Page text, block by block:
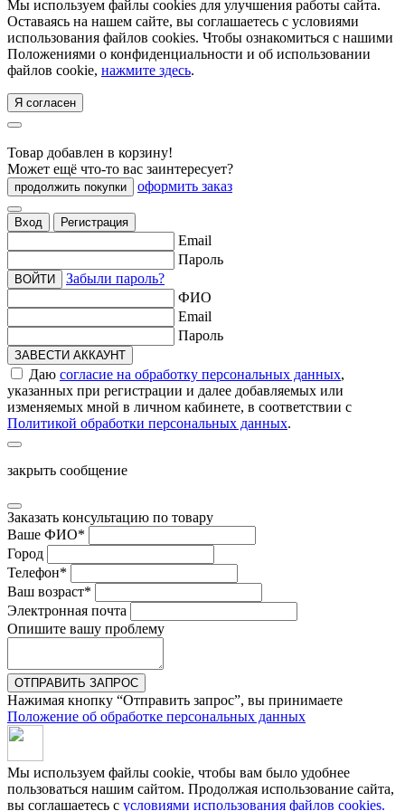
Мы используем файлы cookies для улучшения работы сайта.
Оставаясь на нашем сайте, вы соглашаетесь с условиями
использования файлов cookies. Чтобы ознакомиться с нашими
Положениями о конфиденциальности и об использовании
файлов cookie, нажмите здесь.
Я согласен
Товар добавлен в корзину!
Может ещё что-то вас заинтересует?
продолжить покупки оформить заказ
Вход Регистрация
Email
Пароль
ВОЙТИ
Забыли пароль?
ФИО
Email
Пароль
ЗАВЕСТИ АККАУНТ
Даю согласие на обработку персональных данных,
указанных при регистрации и далее добавляемых или
изменяемых мной в личном кабинете, в соответствии с
Политикой обработки персональных данных.
закрыть сообщение
Заказать консультацию по товару
Ваше ФИО*
Город
Телефон*
Ваш возраст*
Электронная почта
Опишите вашу проблему
ОТПРАВИТЬ ЗАПРОС
Нажимая кнопку “Отправить запрос”, вы принимаете
Положение об обработке персональных данных
Мы используем файлы cookie, чтобы вам было удобнее
пользоваться нашим сайтом. Продолжая использование сайта,
вы соглашаетесь c условиями использования файлов cookies.